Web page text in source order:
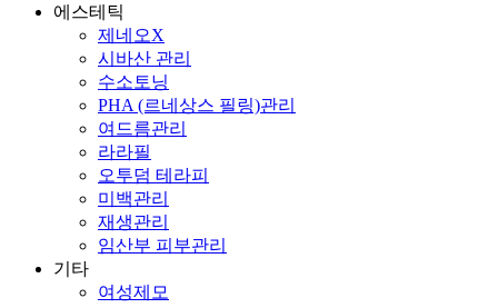
에스테틱
제네오X
시바산 관리
수소토닝
PHA (르네상스 필링)관리
여드름관리
라라필
오투덤 테라피
미백관리
재생관리
임산부 피부관리
기타
여성제모